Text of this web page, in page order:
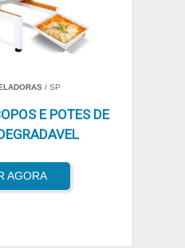
/ SP
E POTES DE
AGORA